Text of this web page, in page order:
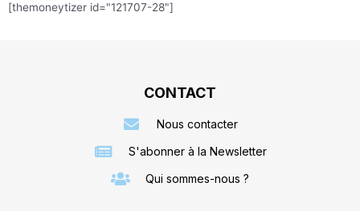
[themoneytizer id="121707-28"]
CONTACT
Nous contacter
S'abonner à la Newsletter
Qui sommes-nous ?